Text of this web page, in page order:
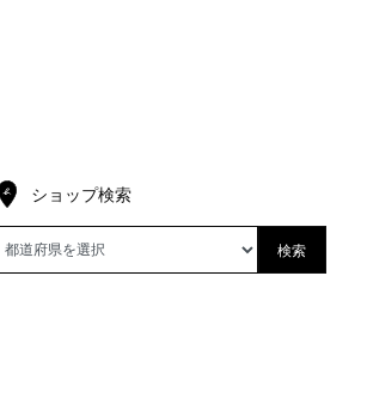
ショップ検索
検索